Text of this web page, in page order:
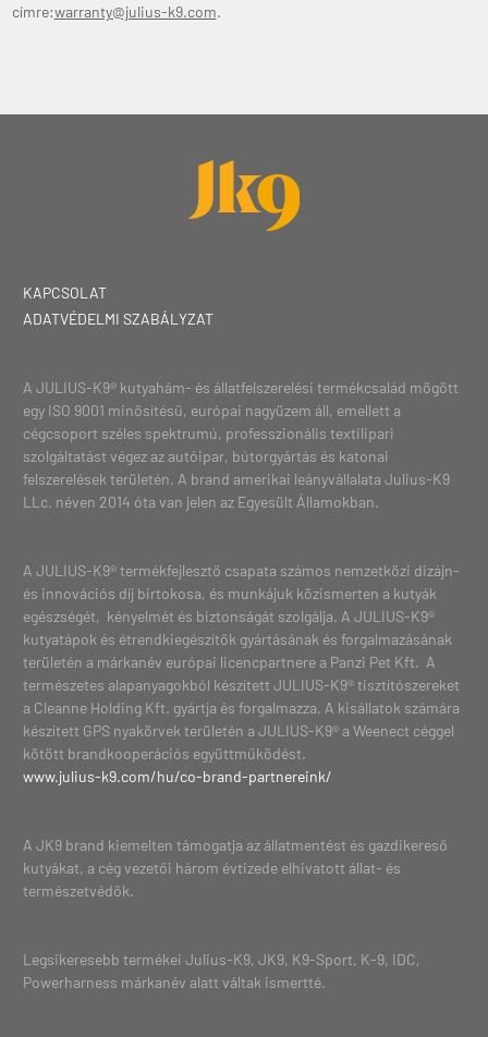
címre:warranty@julius-k9.com.
KAPCSOLAT
ADATVÉDELMI SZABÁLYZAT
A JULIUS-K9® kutyahám- és állatfelszerelési termékcsalád mögött
egy ISO 9001 minősítésű, európai nagyüzem áll, emellett a
cégcsoport széles spektrumú, professzionális textilipari
szolgáltatást végez az autóipar, bútorgyártás és katonai
felszerelések területén. A brand amerikai leányvállalata Julius-K9
LLc. néven 2014 óta van jelen az Egyesült Államokban.
A JULIUS-K9® termékfejlesztő csapata számos nemzetközi dizájn-
és innovációs díj birtokosa, és munkájuk közismerten a kutyák
egészségét, kényelmét és biztonságát szolgálja. A JULIUS-K9®
kutyatápok és étrendkiegészítők gyártásának és forgalmazásának
területén a márkanév európai licencpartnere a Panzi Pet Kft. A
természetes alapanyagokból készített JULIUS-K9® tisztítószereket
a Cleanne Holding Kft. gyártja és forgalmazza. A kisállatok számára
készített GPS nyakörvek területén a JULIUS-K9® a Weenect céggel
kötött brandkooperációs együttműködést.
www.julius-k9.com/hu/co-brand-partnereink/
A JK9 brand kiemelten támogatja az állatmentést és gazdikereső
kutyákat, a cég vezetői három évtizede elhivatott állat- és
természetvédők.
Legsikeresebb termékei Julius-K9, JK9, K9-Sport, K-9, IDC,
Powerharness márkanév alatt váltak ismertté.